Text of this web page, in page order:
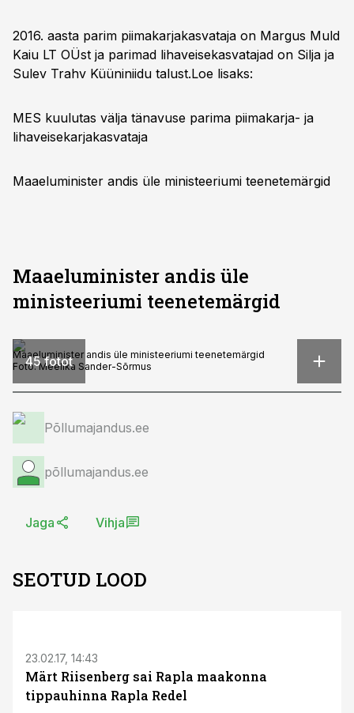
2016. aasta parim piimakarjakasvataja on Margus Muld
Kaiu LT OÜst ja parimad lihaveisekasvatajad on Silja ja
Sulev Trahv Küüniniidu talust.Loe lisaks:
MES kuulutas välja tänavuse parima piimakarja- ja
lihaveisekarjakasvataja
Maaeluminister andis üle ministeeriumi teenetemärgid
Maaeluminister andis üle
ministeeriumi teenetemärgid
45 fotot
Maaeluminister andis üle ministeeriumi teenetemärgid
Foto:Meelika Sander-Sõrmus
Põllumajandus.ee
põllumajandus.ee
Jaga Vihja
SEOTUD LOOD
23.02.17, 14:43
Märt Riisenberg sai Rapla maakonna
tippauhinna Rapla Redel